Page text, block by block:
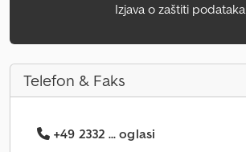
Izjava o zaštiti podataka
Telefon & Faks
+49 2332 ... oglasi